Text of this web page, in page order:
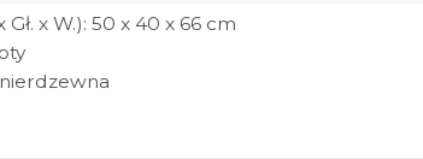
x W.): 50 x 40 x 66 cm
nierdzewna